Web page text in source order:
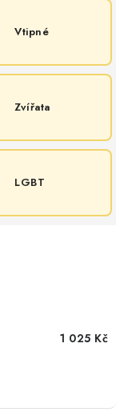
Vtipné
Zvířata
LGBT
1 025 Kč